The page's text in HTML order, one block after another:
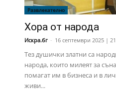
Развлекателно
Хора от народа
Искра.бг - 16 септември 2025 |
Тез душички златни са
народа, които милеят за
помагат им в бизнеса и в
живи...